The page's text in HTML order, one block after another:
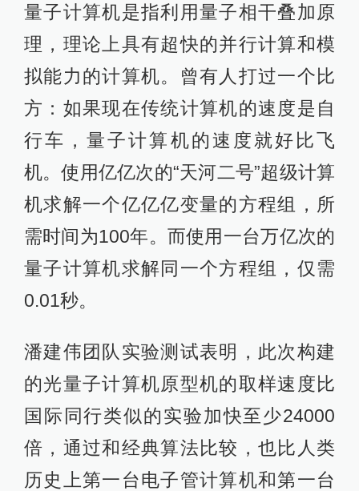
量子计算机是指利用量子相干叠加原
理，理论上具有超快的并行计算和模
拟能力的计算机。曾有人打过一个比
方：如果现在传统计算机的速度是自
行车，量子计算机的速度就好比飞
机。使用亿亿次的“天河二号”超级计算
机求解一个亿亿亿变量的方程组，所
需时间为100年。而使用一台万亿次的
量子计算机求解同一个方程组，仅需
0.01秒。
潘建伟团队实验测试表明，此次构建
的光量子计算机原型机的取样速度比
国际同行类似的实验加快至少24000
倍，通过和经典算法比较，也比人类
历史上第一台电子管计算机和第一台